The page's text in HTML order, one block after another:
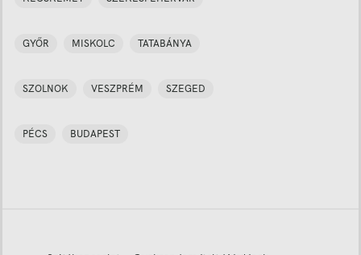
GYŐR MISKOLC TATABÁNYA
SZOLNOK VESZPRÉM SZEGED
PÉCS BUDAPEST